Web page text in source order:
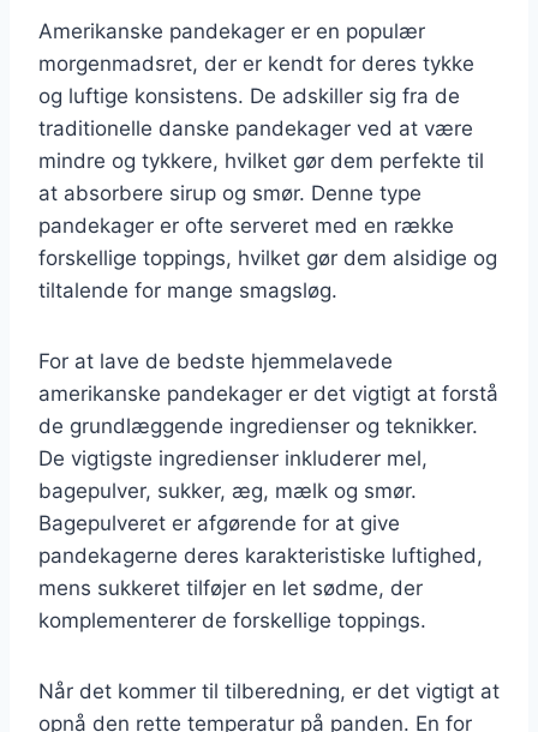
Amerikanske pandekager er en populær
morgenmadsret, der er kendt for deres tykke
og luftige konsistens. De adskiller sig fra de
traditionelle danske pandekager ved at være
mindre og tykkere, hvilket gør dem perfekte til
at absorbere sirup og smør. Denne type
pandekager er ofte serveret med en række
forskellige toppings, hvilket gør dem alsidige og
tiltalende for mange smagsløg.
For at lave de bedste hjemmelavede
amerikanske pandekager er det vigtigt at forstå
de grundlæggende ingredienser og teknikker.
De vigtigste ingredienser inkluderer mel,
bagepulver, sukker, æg, mælk og smør.
Bagepulveret er afgørende for at give
pandekagerne deres karakteristiske luftighed,
mens sukkeret tilføjer en let sødme, der
komplementerer de forskellige toppings.
Når det kommer til tilberedning, er det vigtigt at
opnå den rette temperatur på panden. En for